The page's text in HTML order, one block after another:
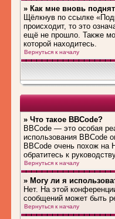
» Как мне вновь
Щёлкнув по ссылке
происходит, то это
ещё не прошло. Также
которой находитесь.
Вернуться к началу
» Что такое BBCode?
BBCode — это особая
использования BBCode
BBCode очень похож на
обратитесь к
Вернуться к началу
» Могу ли я
Нет. На этой
сообщений может быть
Вернуться к началу